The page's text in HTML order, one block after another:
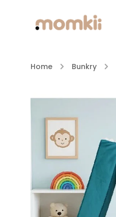
Home / Bunkry /